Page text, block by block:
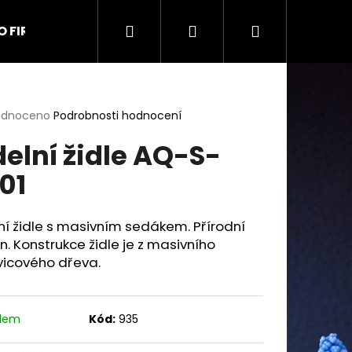
FIRMĚ Kontakt Obchodní podmínky
Hledat PřihlášeníNákupní
Podrobnosti hodnocení
židle AQ-S-
židle s masivním sedákem. Přírodní
Konstrukce židle je z masivního
dřeva.
Kód: 935
UŠÁK